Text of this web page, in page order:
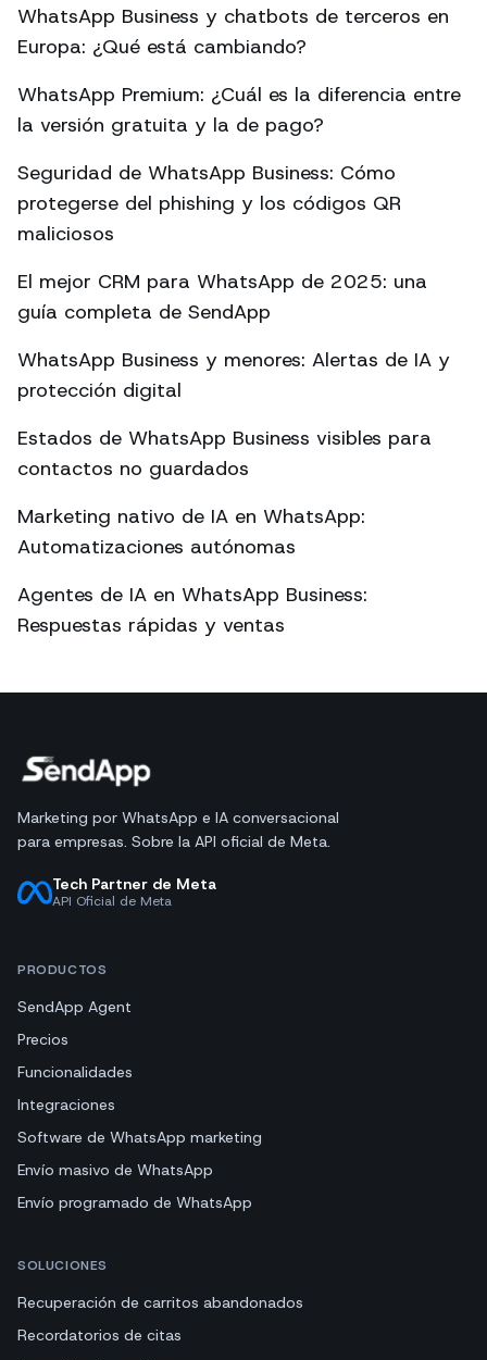
WhatsApp Business y chatbots de terceros en
Europa: ¿Qué está cambiando?
WhatsApp Premium: ¿Cuál es la diferencia entre
la versión gratuita y la de pago?
Seguridad de WhatsApp Business: Cómo
protegerse del phishing y los códigos QR
maliciosos
El mejor CRM para WhatsApp de 2025: una
guía completa de SendApp
WhatsApp Business y menores: Alertas de IA y
protección digital
Estados de WhatsApp Business visibles para
contactos no guardados
Marketing nativo de IA en WhatsApp:
Automatizaciones autónomas
Agentes de IA en WhatsApp Business:
Respuestas rápidas y ventas
Marketing por WhatsApp e IA conversacional
para empresas. Sobre la API oficial de Meta.
Tech Partner de Meta
API Oficial de Meta
PRODUCTOS
SendApp Agent
Precios
Funcionalidades
Integraciones
Software de WhatsApp marketing
Envío masivo de WhatsApp
Envío programado de WhatsApp
SOLUCIONES
Recuperación de carritos abandonados
Recordatorios de citas